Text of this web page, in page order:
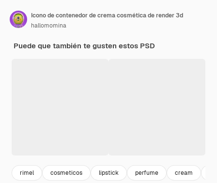
Icono de contenedor de crema cosmética de render 3d
hallomomina
Puede que también te gusten estos PSD
rimel cosmeticos lipstick perfume cream